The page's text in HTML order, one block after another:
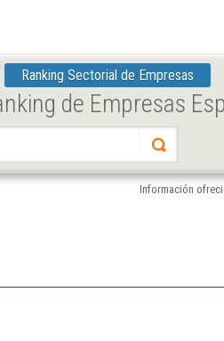
Ranking Sectorial de Empresas
de Empresas
Información